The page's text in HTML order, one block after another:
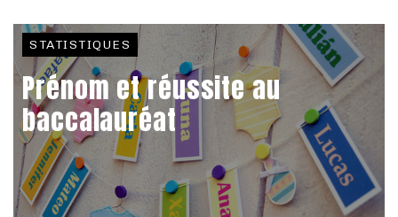
STATISTIQUES
Prénom et réussite au
baccalauréat